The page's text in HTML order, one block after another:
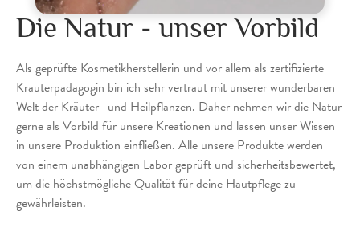
Die Natur - unser Vorbild​
Als geprüfte Kosmetikherstellerin und vor allem als zertifizierte
Kräuterpädagogin bin ich sehr vertraut mit unserer wunderbaren
Welt der Kräuter- und Heilpflanzen. Daher nehmen wir die Natur
gerne als Vorbild für unsere Kreationen und lassen unser Wissen
in unsere Produktion einfließen. Alle unsere Produkte werden
von einem unabhängigen Labor geprüft und sicherheitsbewertet,
um die höchstmögliche Qualität für deine Hautpflege zu
gewährleisten.